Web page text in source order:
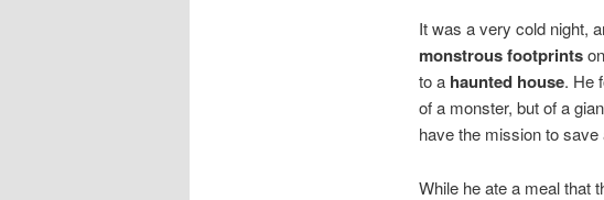
It was a very cold night,
monstrous footprints
to a haunted house. He
of a monster, but of a
have the mission to save
While he ate a meal that